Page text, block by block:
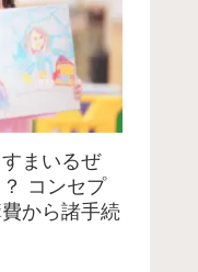
まいるぜ
コンセプ
から諸手続